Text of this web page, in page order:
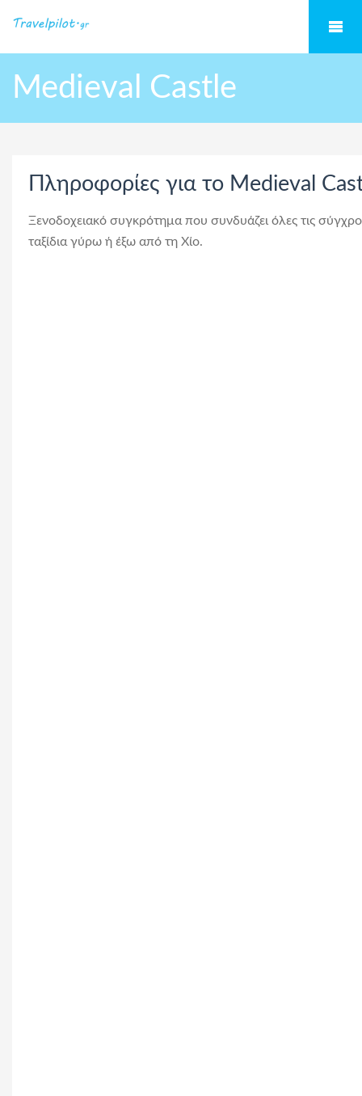
Medieval Castle
Πληροφορίες για το Medieval
Ξενοδοχειακό συγκρότημα που συνδυάζει όλες τις
ταξίδια γύρω ή έξω από τη Χίο.